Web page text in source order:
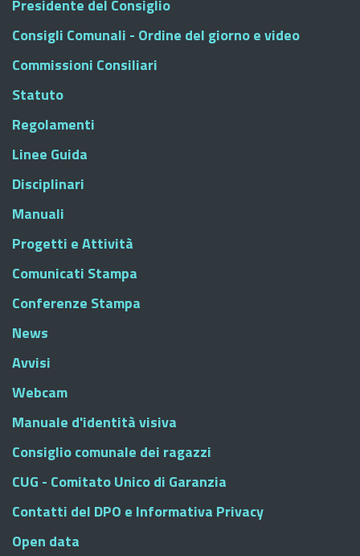
Presidente del Consiglio
Consigli Comunali - Ordine del giorno e video
Commissioni Consiliari
Statuto
Regolamenti
Linee Guida
Disciplinari
Manuali
Progetti e Attività
Comunicati Stampa
Conferenze Stampa
News
Avvisi
Webcam
Manuale d'identità visiva
Consiglio comunale dei ragazzi
CUG - Comitato Unico di Garanzia
Contatti del DPO e Informativa Privacy
Open data